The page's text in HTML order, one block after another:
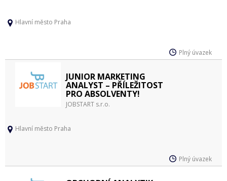
Hlavní město Praha
Plný úvazek
JUNIOR MARKETING
ANALYST – PŘÍLEŽITOST
PRO ABSOLVENTY!
JOBSTART s.r.o.
Hlavní město Praha
Plný úvazek